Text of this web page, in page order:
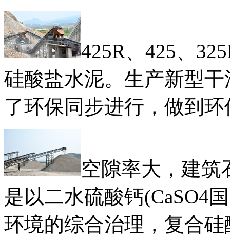
425R、425、
硅酸盐水泥。生产新型
了环保同步进行，做到
空隙率大，建筑
是以二水硫酸钙(CaSO4
环境的综合治理，复合